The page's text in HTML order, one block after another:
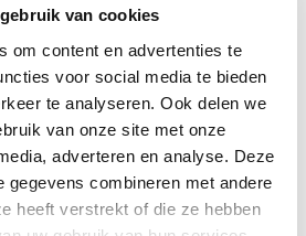
van cookies
om content en advertenties te
voor social media te bieden
te analyseren. Ook delen we
van onze site met onze
adverteren en analyse. Deze
gegevens combineren met andere
heeft verstrekt of die ze hebben
Dat draagt niet alleen bij
van de installatie, maar
levensduur en lagere
tussen Radiar en
een belangrijke rol. Vanaf
over de juiste
van de producten.